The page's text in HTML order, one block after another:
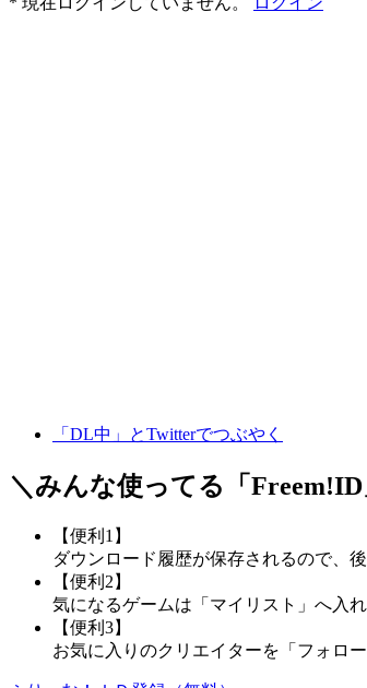
「DL中」とTwitterでつぶやく
＼みんな使ってる「 Freem!ID
【便利1】
ダウンロード履歴が保存されるので、
【便利2】
気になるゲームは「マイリスト」へ入
【便利3】
お気に入りのクリエイターを「フォロ